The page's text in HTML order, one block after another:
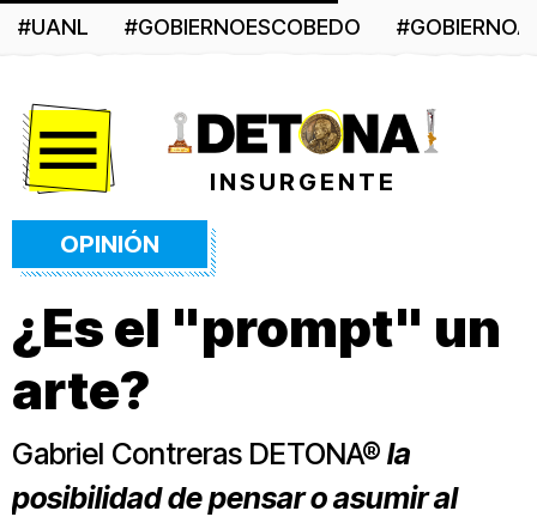
#UANL #GOBIERNOESCOBEDO
INSURGENTE
OPINIÓN
¿Es el "prompt" un
arte?
Gabriel Contreras DETONA® la
posibilidad de pensar o asumir al